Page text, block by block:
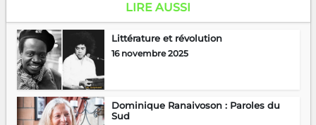
LIRE AUSSI
Littérature et révolution
16 novembre 2025
Dominique Ranaivoson : Paroles du
Sud